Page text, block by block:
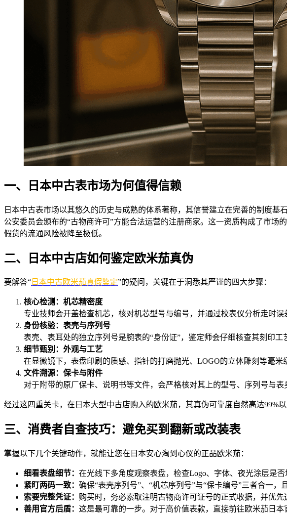
一、日本中古表市场为何值得信赖
日本中古表市场以其悠久的历史与成熟的体系著称，其信誉建立在完善的制度
公安委员会颁布的“古物商许可”方能合法运营的注册商家。这一资质构成了市场
假货的流通风险被降至极低。
二、日本中古店如何鉴定欧米茄真伪
要解答“ 日本中古欧米茄真假鉴定”的疑问，关键在于洞悉其严谨的四大步骤：
核心检测：机芯精密度
专业技师会开盖检查机芯，核对机芯型号与编号，并通过校表仪分析走时
身份核验：表壳与序列号
表壳、表耳处的独立序列号是腕表的“身份证”，鉴定师会仔细核查其刻印工
细节甄别：外观与工艺
在显微镜下，表盘印刷的质感、指针的打磨抛光、LOGO的立体雕刻等毫
文件溯源：保卡与附件
对于附带的原厂保卡、说明书等文件，会严格核对其上的型号、序列号与表
经过这四重关卡，在日本大型中古店购入的欧米茄，其真伪可靠度自然高达99%以
三、消费者自查技巧：避免买到翻新或改装表
掌握以下几个关键动作，就能让您在日本安心淘到心仪的正品欧米茄：
细看表盘细节： 在光线下多角度观察表盘，检查Logo、字体、夜光涂层是否
紧盯两码一致： 确保“表壳序列号”、“机芯序列号”与“保卡编号”三者合一，
索要完整凭证： 购买时，务必索取注明古物商许可证号的正式收据，并优先
善用官方后盾： 这是最可靠的一步。对于高价值表款，直接前往欧米茄日本